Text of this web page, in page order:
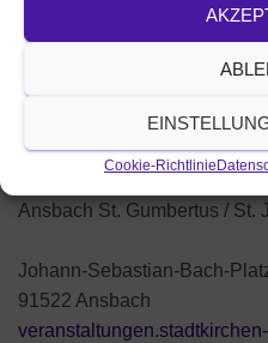
Cookie-Richtlinie
Ansbach St. Gumbertus / St.
Johann-Sebastian-Bach-
91522 Ansbach